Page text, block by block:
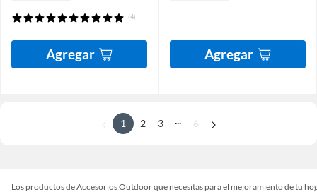
(4)
Agregar Agregar
1 2 3 ... 6
Los productos de Accesorios Outdoor que necesitas para el mejoramiento de tu